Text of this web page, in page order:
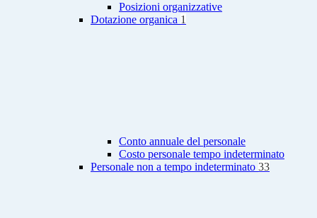
Posizioni organizzative
Dotazione organica 1
Conto annuale del personale
Costo personale tempo indeterminato
Personale non a tempo indeterminato 33